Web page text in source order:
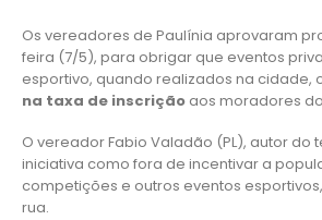
Os vereadores de Paulínia aprovaram
feira (7/5), para obrigar que eventos
esportivo, quando realizados na cidade,
na taxa de inscrição aos moradores
O vereador Fabio Valadão (PL), autor do
iniciativa como fora de incentivar a
competições e outros eventos
rua.